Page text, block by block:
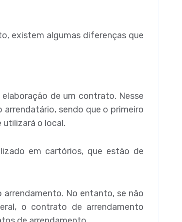
existem algumas diferenças que
de um contrato. Nesse
sendo que o primeiro
utilizará o local.
em cartórios, que estão de
No entanto, se não
o contrato de arrendamento